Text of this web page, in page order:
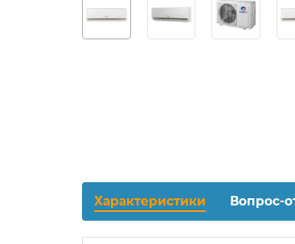
Характеристики Вопрос-